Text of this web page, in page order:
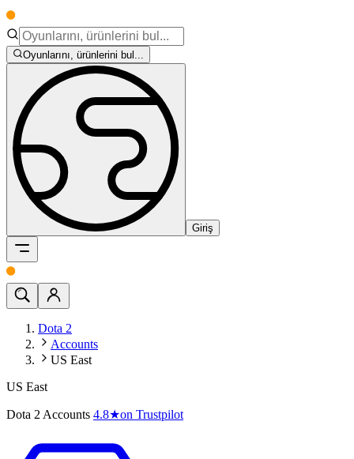
Oyunlarını, ürünlerini bul...
Giriş
Dota 2
Accounts
US East
US East
Dota 2 Accounts 4.8★on Trustpilot